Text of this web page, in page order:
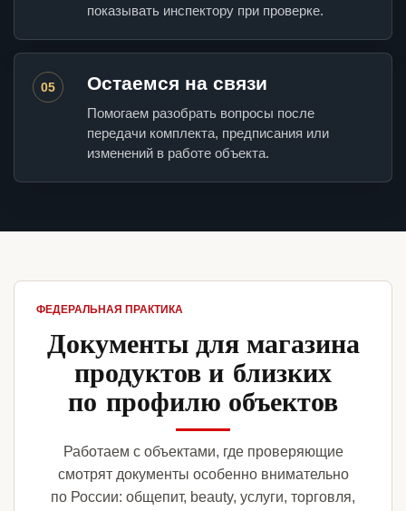
показывать инспектору при проверке.
05 Остаемся на связи
Помогаем разобрать вопросы после
передачи комплекта, предписания или
изменений в работе объекта.
ФЕДЕРАЛЬНАЯ ПРАКТИКА
Документы для магазина
продуктов и близких
по профилю объектов
Работаем с объектами, где проверяющие
смотрят документы особенно внимательно
по России: общепит, beauty, услуги, торговля,